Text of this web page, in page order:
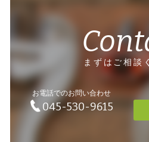
まずはご相談
お電話でのお問い合わせ
045-530-9615